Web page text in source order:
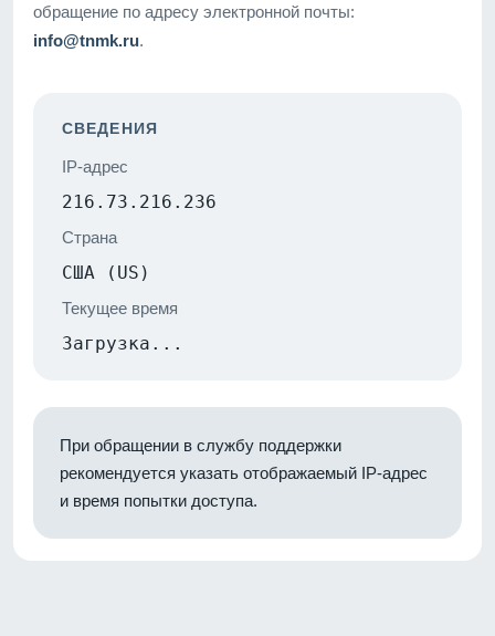
обращение по адресу электронной почты:
info@tnmk.ru.
СВЕДЕНИЯ
IP-адрес
216.73.216.236
Страна
США (US)
Текущее время
Загрузка...
При обращении в службу поддержки
рекомендуется указать отображаемый IP-адрес
и время попытки доступа.